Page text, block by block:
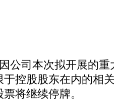
司本次拟开展的重
控股股东在内的相
将继续停牌。